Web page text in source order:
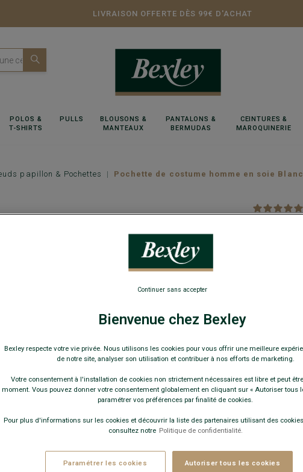
LIVRAISON OFFERTE DÈS 99€ D'ACHAT
POLOS &
T-SHIRTS
PULLS
BLOUSONS &
MANTEAUX
PANTALONS &
BERMUDAS
CEINTURES &
MAROQUINERIE
papillon & Pochettes Pochette de costume homme en soie Blanc
Bienvenue chez Bexley
Bexley respecte votre vie privée. Nous utilisons les cookies pour vous offrir une meilleure
de notre site, analyser son utilisation et contribuer à nos efforts de marketing.
Votre consentement à l'installation de cookies non strictement nécessaires est libre et peut
moment. Vous pouvez donner votre consentement globalement en cliquant sur « Autoriser tous
paramétrer vos préférences par finalité de cookies.
Pour plus d'informations sur les cookies et découvrir la liste des partenaires utilisant des
consultez notre Politique de confidentialité.
Paramétrer les cookies Autoriser tous les cookies
Continuer sans accepter